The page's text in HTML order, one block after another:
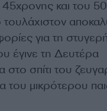
45χρονης και του
για τη στυγερή
έγινε τη Δευτέρα
σπίτι του
του μικρότερου